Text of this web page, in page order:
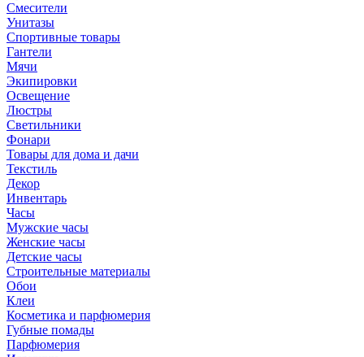
Смесители
Унитазы
Спортивные товары
Гантели
Мячи
Экипировки
Освещение
Люстры
Светильники
Фонари
Товары для дома и дачи
Текстиль
Декор
Инвентарь
Часы
Мужские часы
Женские часы
Детские часы
Строительные материалы
Обои
Клеи
Косметика и парфюмерия
Губные помады
Парфюмерия